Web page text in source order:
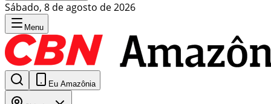
Sábado, 8 de agosto de 2026
Menu
Eu Amazônia